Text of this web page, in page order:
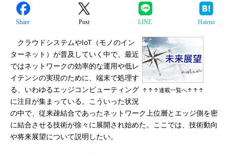
Share Post LINE Hatena
↑↑↑連載一覧へ↑↑↑
クラウドシステムやIoT（モノのイン
ターネット）が普及していく中で、最近
ではネットワークの効率的な運用や低レ
イテンシの実現のために、端末で処理す
る、いわゆるエッジコンピューティング
に注目が集まっている。こういった状況
の中で、従来疎結合であったネットワーク上位層とエッジ側を密
に結合させる技術が徐々に展開され始めた。ここでは、技術動向
や将来展望について説明したい。